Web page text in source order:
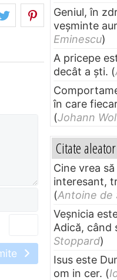
Geniul, în
veşminte
Eminescu)
A pricepe
decât a ști. (
în care
(Johann
Citate aleator
Cine vrea
interesant,
(Antoine de
Veșnicia
Adică, când
Stoppard)
Isus este
om in cer. (